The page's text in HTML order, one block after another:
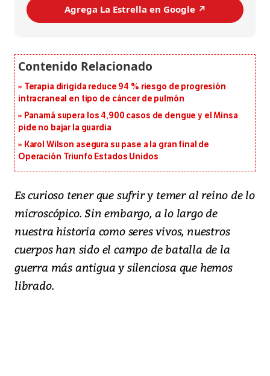
Agrega La Estrella en Google ↗️
Terapia dirigida reduce 94 % riesgo de progresión
intracraneal en tipo de cáncer de pulmón
Panamá supera los 4,900 casos de dengue y el Minsa
pide no bajar la guardia
Karol Wilson asegura su pase a la gran final de
Operación Triunfo Estados Unidos
Es curioso tener que sufrir y temer al reino de lo
microscópico. Sin embargo, a lo largo de
nuestra historia como seres vivos, nuestros
cuerpos han sido el campo de batalla de la
guerra más antigua y silenciosa que hemos
librado.